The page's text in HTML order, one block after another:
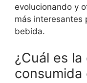
evolucionando y
más interesantes
bebida.
¿Cuál es
consumida